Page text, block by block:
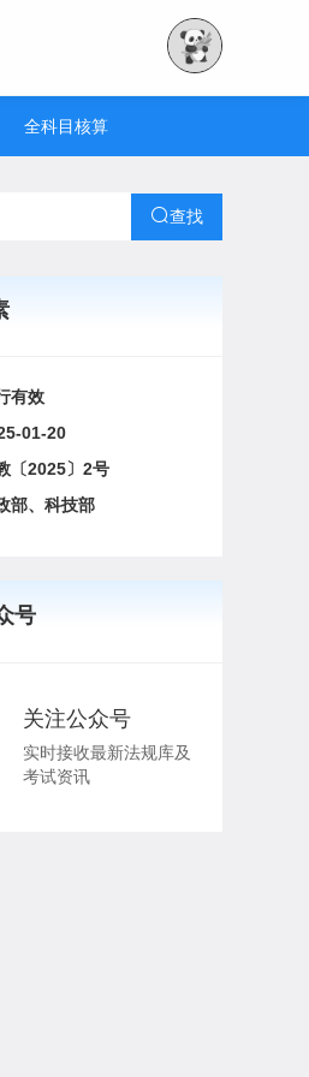
全科目核算
查找
有效
01-20
〔2025〕2号
部、科技部
号
关注公众号
实时接收最新法规库及
考试资讯